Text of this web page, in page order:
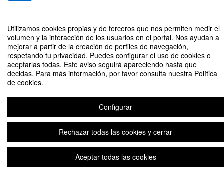
Utilizamos cookies propias y de terceros que nos permiten medir el
volumen y la interacción de los usuarios en el portal. Nos ayudan a
mejorar a partir de la creación de perfiles de navegación,
respetando tu privacidad. Puedes configurar el uso de cookies o
aceptarlas todas. Este aviso seguirá apareciendo hasta que
decidas. Para más información, por favor consulta nuestra Política
de cookies.
Configurar
Rechazar todas las cookies y cerrar
Aceptar todas las cookies
5
Reunión Informativa - Admisiones MIPI 2026
Aviso legal|Contacto
Plataforma de organización de eventos Symposium
Copyright © 2026